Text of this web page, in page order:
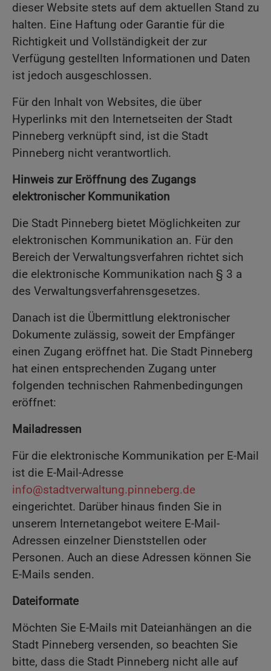
dieser Website stets auf dem aktuellen Stand zu
halten. Eine Haftung oder Garantie für die
Richtigkeit und Vollständigkeit der zur
Verfügung gestellten Informationen und Daten
ist jedoch ausgeschlossen.
Für den Inhalt von Websites, die über
Hyperlinks mit den Internetseiten der Stadt
Pinneberg verknüpft sind, ist die Stadt
Pinneberg nicht verantwortlich.
Hinweis zur Eröffnung des Zugangs
elektronischer Kommunikation
Die Stadt Pinneberg bietet Möglichkeiten zur
elektronischen Kommunikation an. Für den
Bereich der Verwaltungsverfahren richtet sich
die elektronische Kommunikation nach § 3 a
des Verwaltungsverfahrensgesetzes.
Danach ist die Übermittlung elektronischer
Dokumente zulässig, soweit der Empfänger
einen Zugang eröffnet hat. Die Stadt Pinneberg
hat einen entsprechenden Zugang unter
folgenden technischen Rahmenbedingungen
eröffnet:
Mailadressen
Für die elektronische Kommunikation per E-Mail
ist die E-Mail-Adresse
info@stadtverwaltung.pinneberg.de
eingerichtet. Darüber hinaus finden Sie in
unserem Internetangebot weitere E-Mail-
Adressen einzelner Dienststellen oder
Personen. Auch an diese Adressen können Sie
E-Mails senden.
Dateiformate
Möchten Sie E-Mails mit Dateianhängen an die
Stadt Pinneberg versenden, so beachten Sie
bitte, dass die Stadt Pinneberg nicht alle auf